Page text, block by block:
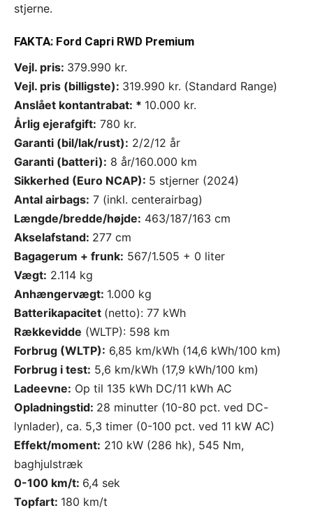
stjerne.
FAKTA: Ford Capri RWD Premium
Vejl. pris: 379.990 kr.
Vejl. pris (billigste): 319.990 kr. (Standard Range)
Anslået kontantrabat: * 10.000 kr.
Årlig ejerafgift: 780 kr.
Garanti (bil/lak/rust): 2/2/12 år
Garanti (batteri): 8 år/160.000 km
Sikkerhed (Euro NCAP): 5 stjerner (2024)
Antal airbags: 7 (inkl. centerairbag)
Længde/bredde/højde: 463/187/163 cm
Akselafstand: 277 cm
Bagagerum + frunk: 567/1.505 + 0 liter
Vægt: 2.114 kg
Anhængervægt: 1.000 kg
Batterikapacitet (netto): 77 kWh
Rækkevidde (WLTP): 598 km
Forbrug (WLTP): 6,85 km/kWh (14,6 kWh/100 km)
Forbrug i test: 5,6 km/kWh (17,9 kWh/100 km)
Ladeevne: Op til 135 kWh DC/11 kWh AC
Opladningstid: 28 minutter (10-80 pct. ved DC-
lynlader), ca. 5,3 timer (0-100 pct. ved 11 kW AC)
Effekt/moment: 210 kW (286 hk), 545 Nm,
baghjulstræk
0-100 km/t: 6,4 sek
Topfart: 180 km/t